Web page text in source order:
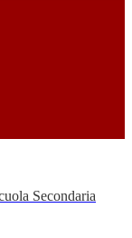
Secondaria